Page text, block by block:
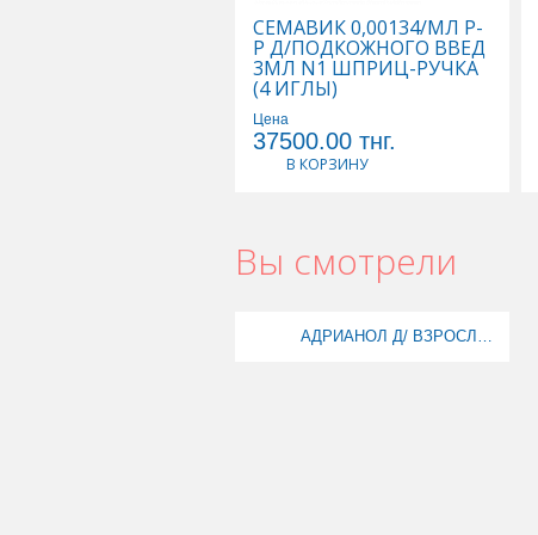
СЕМАВИК 0,00134/МЛ Р-
Р Д/ПОДКОЖНОГО ВВЕД
3МЛ N1 ШПРИЦ-РУЧКА
(4 ИГЛЫ)
Цена
37500.00 тнг.
В КОРЗИНУ
Вы смотрели